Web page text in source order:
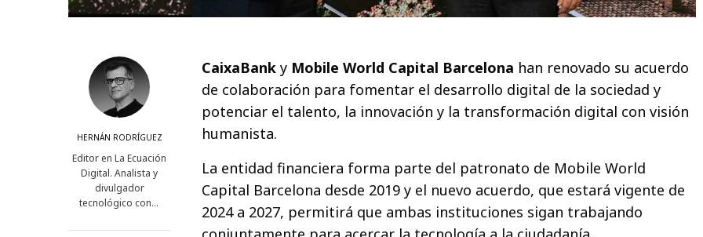
HERNÁN RODRÍGUEZ
Editor en La Ecuación
Digital. Analista y
divulgador
tecnológico con…
CaixaBank y Mobile World Capital Barcelona han renovado su acuerdo
de colaboración para fomentar el desarrollo digital de la sociedad y
potenciar el talento, la innovación y la transformación digital con visión
humanista.
La entidad financiera forma parte del patronato de Mobile World
Capital Barcelona desde 2019 y el nuevo acuerdo, que estará vigente de
2024 a 2027, permitirá que ambas instituciones sigan trabajando